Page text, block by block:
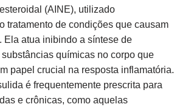
(AINE), utilizado
tratamento de condições que causam
Ela atua inibindo a síntese de
químicas no corpo que
papel crucial na resposta inflamatória.
é frequentemente prescrita para
e crônicas, como aquelas